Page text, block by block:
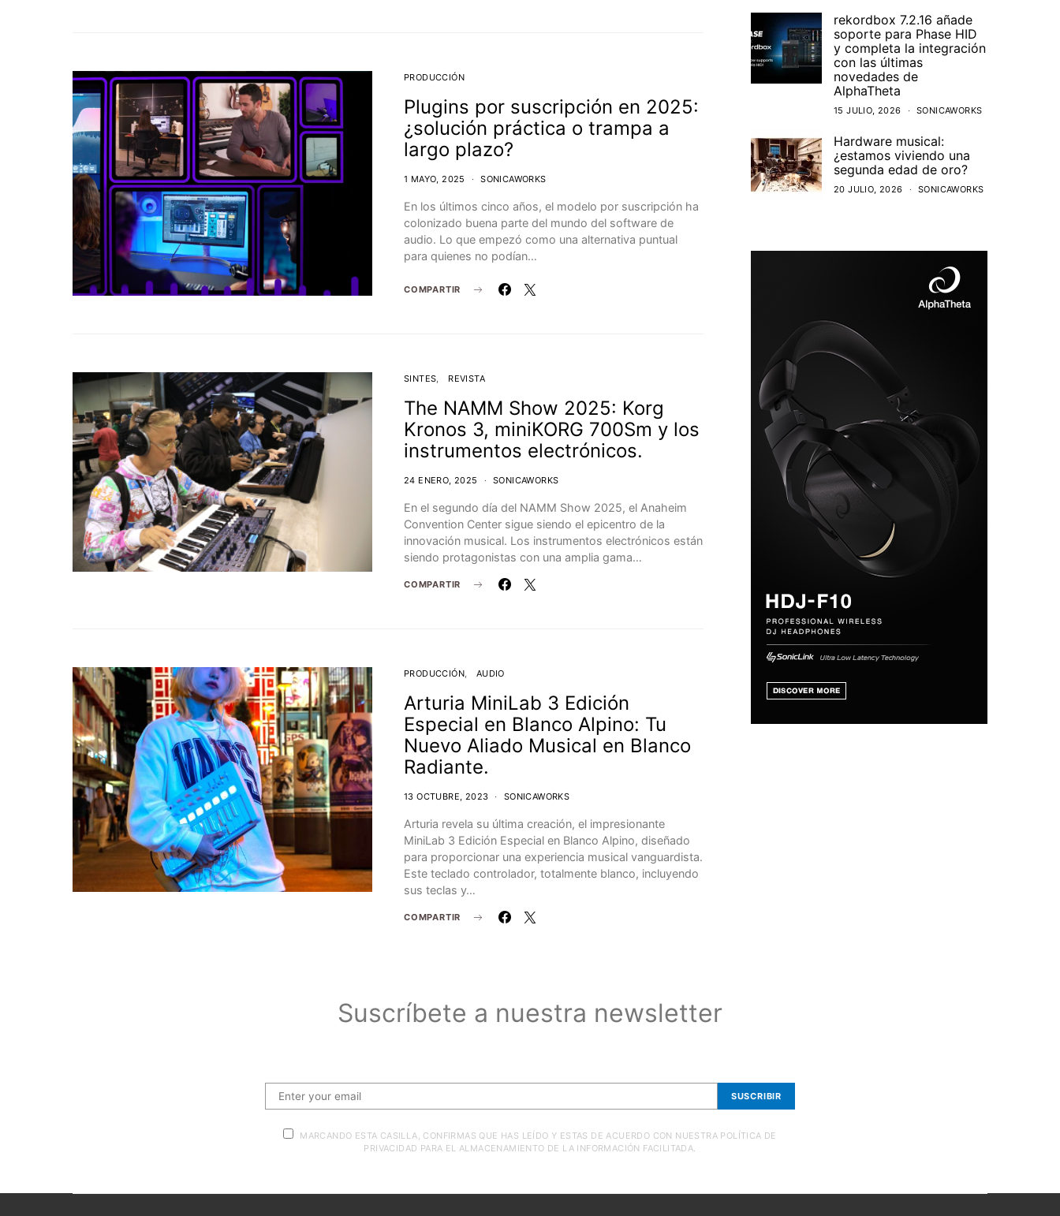
PRODUCCIÓN
Plugins por suscripción en 2025:
¿solución práctica o trampa a
largo plazo?
1 MAYO, 2025 SONICAWORKS
En los últimos cinco años, el modelo por suscripción ha
colonizado buena parte del mundo del software de
audio. Lo que empezó como una alternativa puntual
para quienes no podían…
COMPARTIR
SINTES REVISTA
The NAMM Show 2025: Korg
Kronos 3, miniKORG 700Sm y los
instrumentos electrónicos.
24 ENERO, 2025 SONICAWORKS
En el segundo día del NAMM Show 2025, el Anaheim
Convention Center sigue siendo el epicentro de la
innovación musical. Los instrumentos electrónicos están
siendo protagonistas con una amplia gama…
COMPARTIR
PRODUCCIÓN AUDIO
Arturia MiniLab 3 Edición
Especial en Blanco Alpino: Tu
Nuevo Aliado Musical en Blanco
Radiante.
13 OCTUBRE, 2023 SONICAWORKS
Arturia revela su última creación, el impresionante
MiniLab 3 Edición Especial en Blanco Alpino, diseñado
para proporcionar una experiencia musical vanguardista.
Este teclado controlador, totalmente blanco, incluyendo
sus teclas y…
COMPARTIR
rekordbox 7.2.16 añade
soporte para Phase HID
y completa la integración
con las últimas
novedades de
AlphaTheta
15 JULIO, 2026 SONICAWORKS
Hardware musical:
¿estamos viviendo una
segunda edad de oro?
20 JULIO, 2026 SONICAWORKS
Suscríbete a nuestra newsletter
SUSCRIBIR
MARCANDO ESTA CASILLA, CONFIRMAS QUE HAS LEÍDO Y ESTAS DE ACUERDO CON NUESTRA POLÍTICA DE
PRIVACIDAD PARA EL ALMACENAMIENTO DE LA INFORMACIÓN FACILITADA.